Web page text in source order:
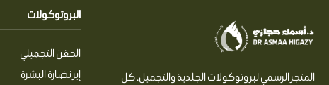
المتجر الرسمي لبروتوكولات الجلدية والتجميل. كل
البروتوكولات
الحقن التجميلي
إبر نضارة البشرة